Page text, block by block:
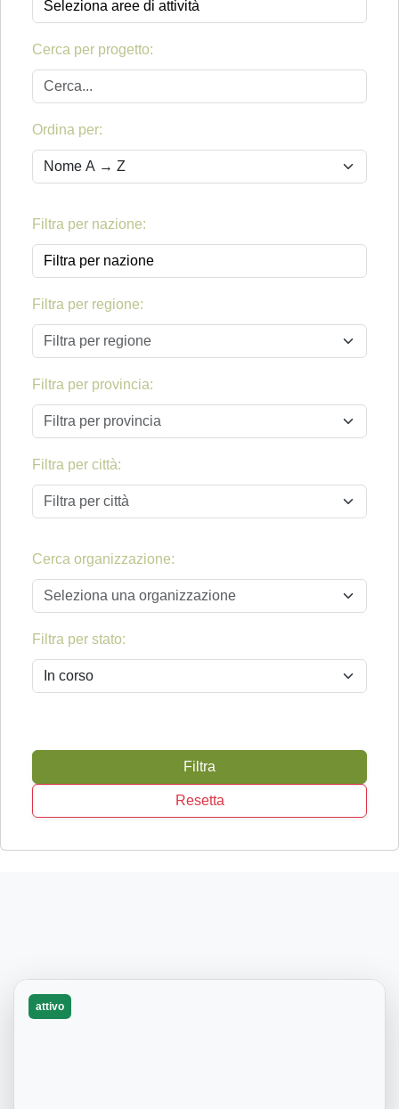
Cerca per progetto:
Ordina per:
Filtra per nazione:
Filtra per regione:
Filtra per regione
Filtra per provincia:
Filtra per provincia
Filtra per città:
Filtra per città
Cerca organizzazione:
Seleziona una organizzazione
Filtra per stato:
Filtra
Resetta
attivo